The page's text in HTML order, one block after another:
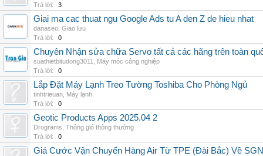
Trả lời:
3
Giai ma cac thuat ngu Google Ads tu A den Z de hieu nhat
danaseo Giao lưu
Trả lời:
0
Chuyên Nhận sửa chữa Servo tất cả các hãng trên toàn
suathietbitudong3011
Máy móc công nghiệp
Trả lời:
0
Lắp Đặt Máy Lạnh Treo Tường Toshiba Cho Phòng Ngủ
tinhtrieuan Máy lạnh
Trả lời:
0
Geotic Products Apps 2025.04 2
Drograms Thông gió thông thường
Trả lời:
0
Giá Cước Vận Chuyển Hàng Air Từ TPE (Đài Bắc) Về SGN